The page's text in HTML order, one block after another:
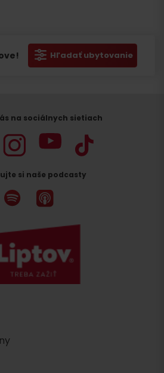
Hľadať ubytovanie
na sociálnych sietiach
si naše podcasty